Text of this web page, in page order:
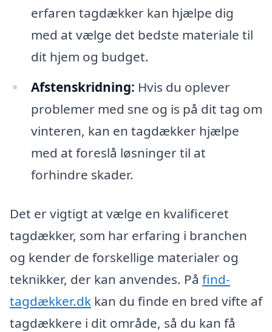
erfaren tagdækker kan hjælpe dig
med at vælge det bedste materiale til
dit hjem og budget.
Afstenskridning: Hvis du oplever
problemer med sne og is på dit tag om
vinteren, kan en tagdækker hjælpe
med at foreslå løsninger til at
forhindre skader.
Det er vigtigt at vælge en kvalificeret
tagdækker, som har erfaring i branchen
og kender de forskellige materialer og
teknikker, der kan anvendes. På find-
tagdækker.dk kan du finde en bred vifte af
tagdækkere i dit område, så du kan få